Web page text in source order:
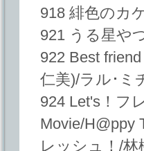
918 緋色のカ
921 うる星や
922 Best
仁美)/ラル･ミ
924 Let's！フ
Movie/H@ppy
レッシュ！/